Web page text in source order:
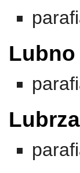
Lubno
Lubrza